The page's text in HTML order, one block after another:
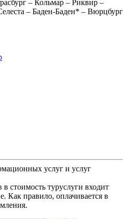
– Кольмар – Риквир –
– Баден-Баден* – Вюрцбург
услуг и услуг
стоимость туруслуги входит
Как правило, оплачивается в